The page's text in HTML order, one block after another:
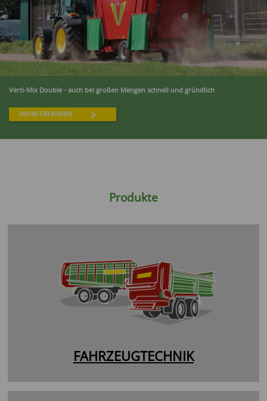
Verti-Mix Double - auch bei großen Mengen schnell und gründlich
MEHR ERFAHREN
Produkte
FAHRZEUGTECHNIK